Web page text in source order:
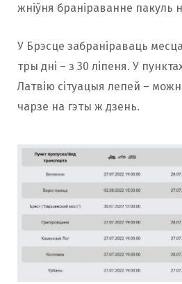
жніўня браніраванне пакуль
У Брэсце забраніраваць
тры дні – з 30 ліпеня. У
Латвію сітуацыя лепей –
чарзе на гэты ж дзень.